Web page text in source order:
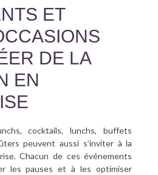
ET
DE LA
EN
cocktails, lunchs, buffets
peuvent aussi s’inviter à la
Chacun de ces événements
les pauses et à les optimiser